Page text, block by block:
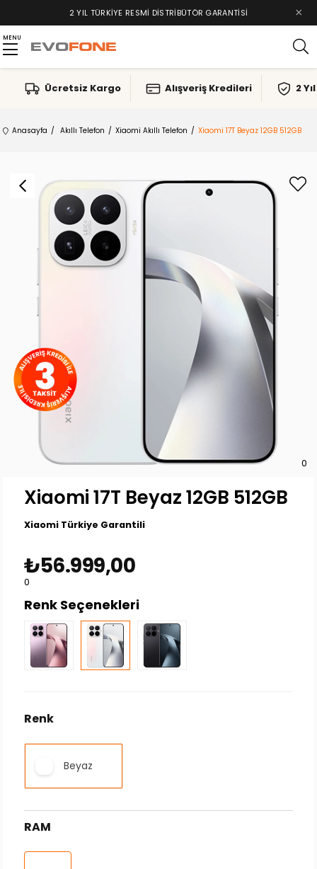
2 YIL TÜRKIYE RESMI DISTRIBÜTÖR GARANTISI ×
MENU
Ücretsiz Kargo Alışveriş Kredileri 2
Anasayfa Akıllı Telefon Xiaomi Akıllı Telefon Xiaomi 17T Beyaz 12GB 512GB
0
Xiaomi 17T Beyaz 12GB 512GB
Xiaomi Türkiye Garantili
₺56.999,00
0
Renk Seçenekleri
Renk
Beyaz
RAM